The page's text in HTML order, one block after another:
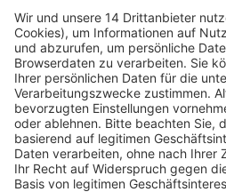
Fachmedien Recht und Wirtschaft
Ein Fachbereich der
dfv Mediengruppe
Mainzer Landstr. 251